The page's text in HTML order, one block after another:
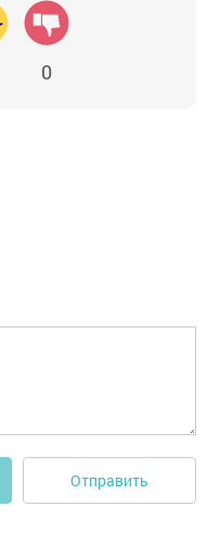
0
Отправить